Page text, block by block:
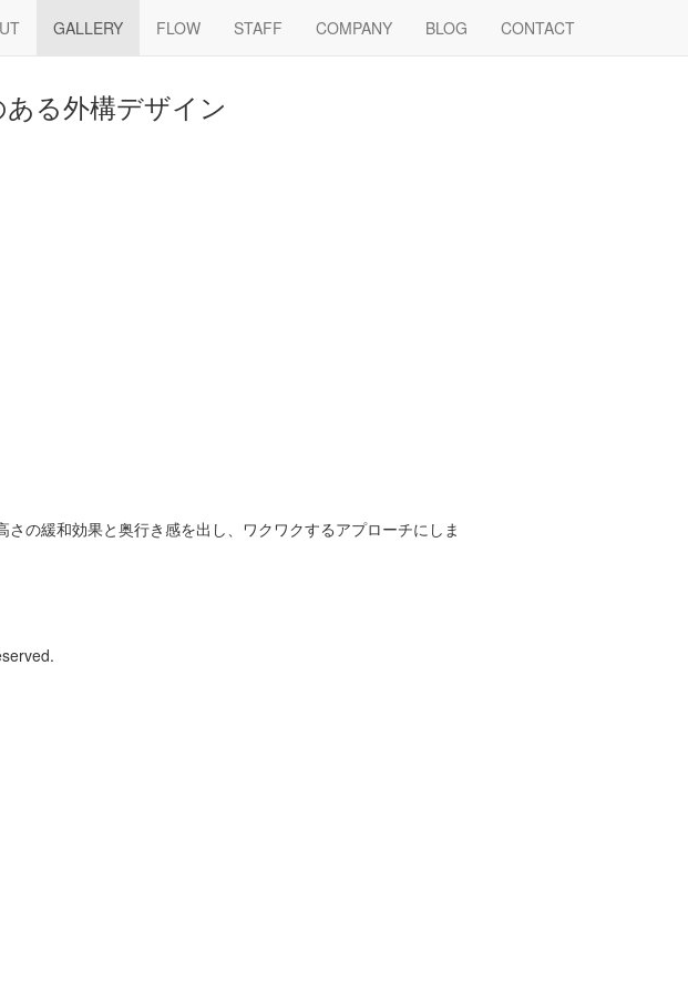
GALLERY FLOW STAFF COMPANY BLOG CONTACT
―
る外構デザイン
の緩和効果と奥行き感を出し、ワクワクするアプローチにしま